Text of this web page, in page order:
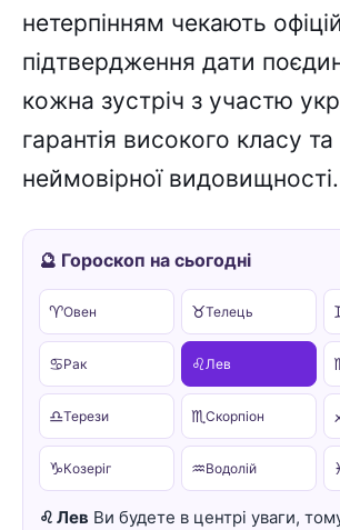
нетерпінням чекають
підтвердження дати
кожна зустріч з участю
гарантія високого класу та
неймовірної видовищності.
🔮 Гороскоп на сьогодні
♈Овен ♉Телець
♋Рак ♌ Лев
♎Терези ♏Скорпіон
♑Козеріг ♒Водолій
♌ Лев Ви будете в центрі уваги,